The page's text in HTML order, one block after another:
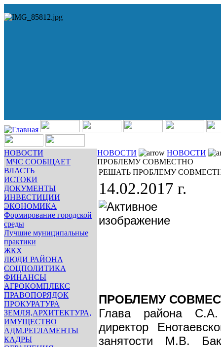
НОВОСТИ
МЧС СООБЩАЕТ
ВЛАСТЬ
ИСТОКИ
ДОКУМЕНТЫ
ИНВЕСТИЦИИ
ЭКОНОМИКА
Формирование городской
среды
Лучшие муниципальные
практики
ЖКХ
ЛЮДИ РАЙОНА
СОЦПОЛИТИКА
ФИНАНСЫ
АГРОКОМПЛЕКС
ПРАВОПОРЯДОК
ПРОКУРАТУРА
ЗЕМЛЯ,АРХИТЕКТУРА,
ИМУЩЕСТВО
АДМ.РЕГЛАМЕНТЫ
КАДРЫ
НОВОСТИ
НОВОСТИ
ПРОБЛЕМУ СОВМЕСТНО
РЕШАТЬ ПРОБЛЕМУ
14.02.2017 г.
ПРОБЛЕМУ
Глава района
директор
занятости М.В.